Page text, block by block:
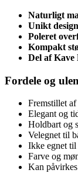
Naturligt
Unikt
Poleret
Kompakt
Del af Kave
Fordele og
Fremstillet
Elegant og
Holdbart og
Velegnet til
Ikke egnet til
Farve og
Kan